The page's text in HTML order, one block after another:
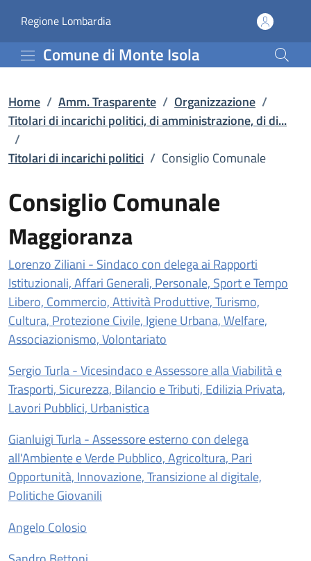
Consiglio Comunale |
Regione Lombardia(apre in un'altra scheda).
Comune di Monte Isola
Home / Amm. Trasparente / Organizzazione /
Titolari di incarichi politici, di amministrazione, di di...
/
Titolari di incarichi politici / Consiglio Comunale
Consiglio Comunale
Maggioranza
Lorenzo Ziliani - Sindaco con delega ai Rapporti
Istituzionali, Affari Generali, Personale, Sport e Tempo
Libero, Commercio, Attività Produttive, Turismo,
Cultura, Protezione Civile, Igiene Urbana, Welfare,
Associazionismo, Volontariato
Sergio Turla - Vicesindaco e Assessore alla Viabilità e
Trasporti, Sicurezza, Bilancio e Tributi, Edilizia Privata,
Lavori Pubblici, Urbanistica
Gianluigi Turla - Assessore esterno con delega
all'Ambiente e Verde Pubblico, Agricoltura, Pari
Opportunità, Innovazione, Transizione al digitale,
Politiche Giovanili
Angelo Colosio